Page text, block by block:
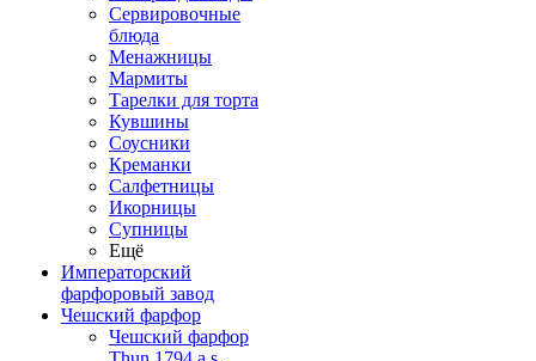
Сервировочные
блюда
Менажницы
Мармиты
Тарелки для торта
Кувшины
Соусники
Креманки
Салфетницы
Икорницы
Супницы
Ещё
Императорский
фарфоровый завод
Чешский фарфор
Чешский фарфор